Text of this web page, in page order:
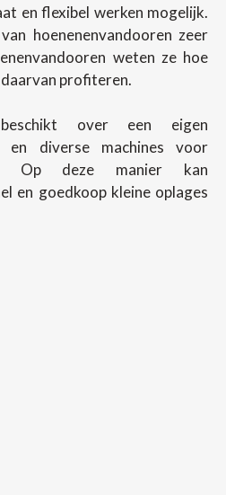
en flexibel werken mogelijk.
hoenenenvandooren zeer
weten ze hoe
profiteren.
beschikt over een eigen
en diverse machines voor
Op deze manier kan
en goedkoop kleine oplages